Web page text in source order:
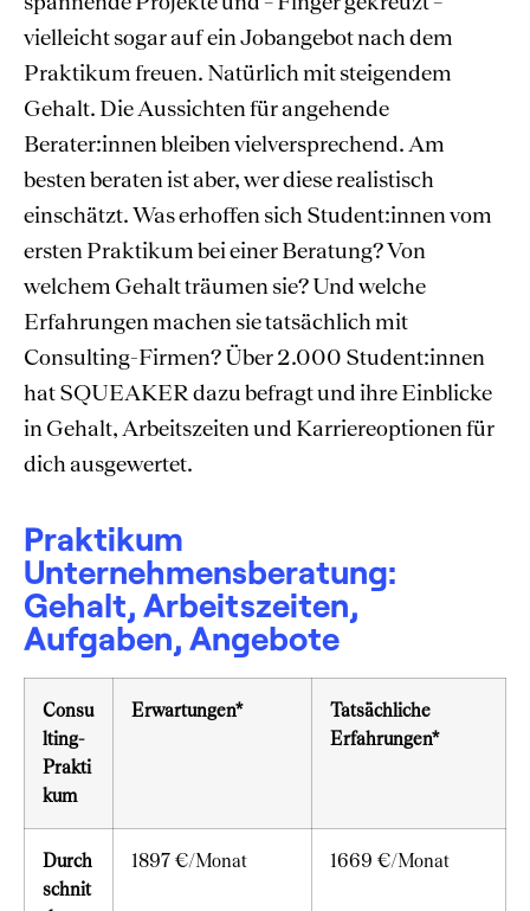
vielleicht sogar auf ein Jobangebot nach dem
Praktikum freuen. Natürlich mit steigendem
Gehalt. Die Aussichten für angehende
Berater:innen bleiben vielversprechend. Am
besten beraten ist aber, wer diese realistisch
einschätzt. Was erhoffen sich Student:innen vom
ersten Praktikum bei einer Beratung? Von
welchem Gehalt träumen sie? Und welche
Erfahrungen machen sie tatsächlich mit
Consulting-Firmen? Über 2.000 Student:innen
hat SQUEAKER dazu befragt und ihre Einblicke
in Gehalt, Arbeitszeiten und Karriereoptionen für
dich ausgewertet.
Praktikum
Unternehmensberatung:
Gehalt, Arbeitszeiten,
Aufgaben, Angebote
Consu
lting-
Prakti
kum
Erwartungen*
Tatsächliche
Erfahrungen*
Durch
schnit
1897 €/Monat 1669 €/Monat